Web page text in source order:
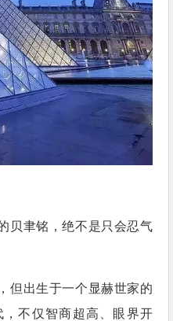
贝聿铭，绝不是只会忍气
但出生于一个显赫世家的
不仅智商超高、眼界开